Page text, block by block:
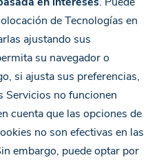
en intereses. Puede
de Tecnologías en
ajustando sus
su navegador o
si ajusta sus preferencias,
Servicios no funcionen
cuenta que las opciones de
no son efectivas en las
embargo, puede optar por